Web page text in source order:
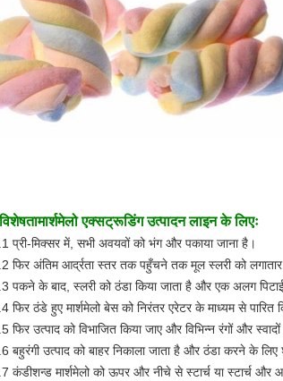
मार्शमेलो एक्सट्रूडिंग उत्पादन लाइन के लिएः
प्री-मिक्सर में, सभी अवयवों को भंग और पकाया जाना है।
फिर अंतिम आर्द्रता स्तर तक पहुँचने तक मूल स्लरी को
पकने के बाद, स्लरी को ठंडा किया जाता है और एक अलग
फिर ठंडे हुए मार्शमेलो बेस को निरंतर एरेटर के माध्यम से पारित
फिर उत्पाद को विभाजित किया जाए और विभिन्न रंगों और
बहुरंगी उत्पाद को बाहर निकाला जाता है और ठंडा करने के
कंडीशन्ड मार्शमेलो को ऊपर और नीचे से स्टार्च या स्टार्च